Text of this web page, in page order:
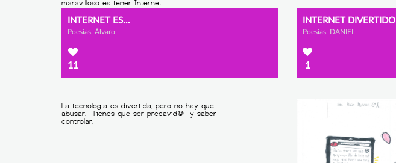
INTERNET ES...
Poesías, Álvaro
11
INTERNET DIVERTIDO
Poesías, DANIEL
1